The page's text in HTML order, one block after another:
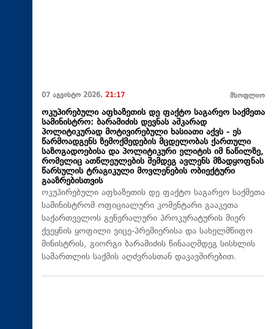
07 აგვისტო 2026, 21:17 მსოფლიო
ოკუპირებული აფხაზეთის დე ფაქტო საგარეო საქმეთა
სამინისტრო: ბარამიძის დევნას აშკარად
პოლიტიკურად მოტივირებული ხასიათი აქვს - ეს
წარმოადგენს ზემოქმედების მცდელობას ქართული
საზოგადოებისა და პოლიტიკური ელიტის იმ ნაწილზე,
რომელიც ათწლეულების შემდეგ ავლენს მზადყოფნას
წარსულის ტრაგიკული მოვლენების ობიექტური
გააზრებისთვის
ოკუპირებული აფხაზეთის დე ფაქტო საგარეო საქმეთა
სამინისტრომ ოფიციალური კომენტარი გააკეთა
საქართველოს გენერალური პროკურატურის მიერ
ქვეყნის ყოფილი ვიცე-პრემიერისა და სახელმწიფო
მინისტრის, გიორგი ბარამიძის წინააღმდეგ სისხლის
სამართლის საქმის აღძვრასთან დაკავშირებით.